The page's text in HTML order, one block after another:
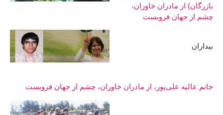
بازرگان) از مادران خاوران،
چشم از جهان فروبست
بیداران
خانم عالیه علی‌پور، از مادران خاوران، چشم از جهان فروبست